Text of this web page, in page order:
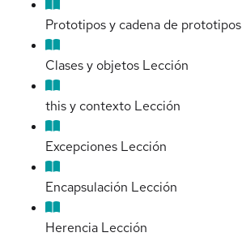
Prototipos y cadena de prototipos
Clases y objetos Lección
this y contexto Lección
Excepciones Lección
Encapsulación Lección
Herencia Lección